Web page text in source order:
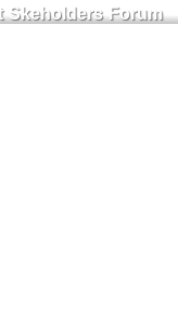
Skeholders Forum